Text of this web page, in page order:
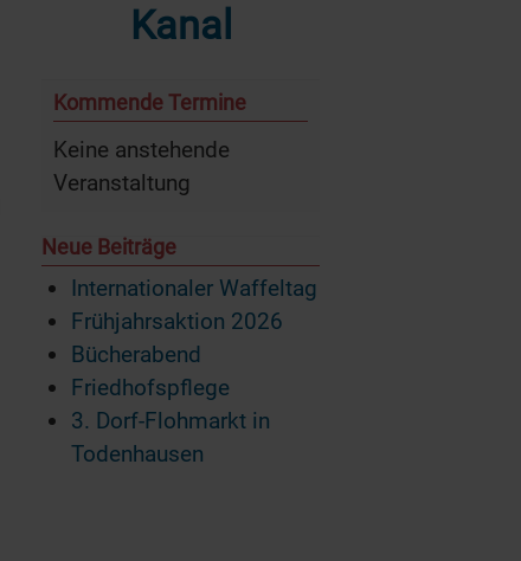
Kanal
Kommende Termine
Keine anstehende
Veranstaltung
Neue Beiträge
Internationaler Waffeltag
Frühjahrsaktion 2026
Bücherabend
Friedhofspflege
3. Dorf-Flohmarkt in
Todenhausen